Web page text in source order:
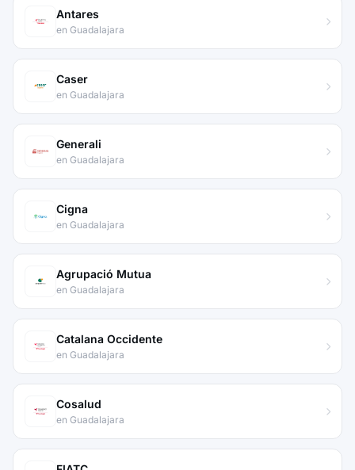
Antares
en Guadalajara
Caser
en Guadalajara
Generali
en Guadalajara
Cigna
en Guadalajara
Agrupació Mutua
en Guadalajara
Catalana Occidente
en Guadalajara
Cosalud
en Guadalajara